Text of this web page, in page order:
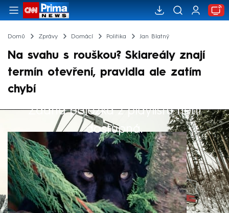
Domů Zprávy Domácí Politika Jan Blatný
Na svahu s rouškou? Skiareály znají
termín otevření, pravidla ale zatím
chybí
Žádná položka z playlistu není
dostupná.
Výběr redakce